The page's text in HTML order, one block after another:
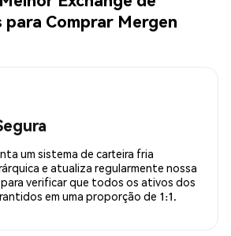
Comprar Mergen
um sistema de carteira fria
e atualiza regularmente nossa
para verificar que todos os ativos dos
em uma proporção de 1:1.